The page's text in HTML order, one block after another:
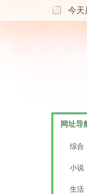
今天
网址导
综合
小说
生活